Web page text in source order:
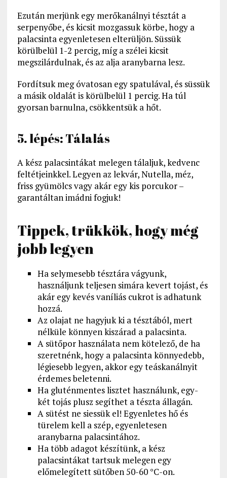
Ezután merjünk egy merőkanálnyi tésztát a
serpenyőbe, és kicsit mozgassuk körbe, hogy a
palacsinta egyenletesen elterüljön. Süssük
körülbelül 1-2 percig, míg a szélei kicsit
megszilárdulnak, és az alja aranybarna lesz.
Fordítsuk meg óvatosan egy spatulával, és süssük
a másik oldalát is körülbelül 1 percig. Ha túl
gyorsan barnulna, csökkentsük a hőt.
5. lépés: Tálalás
A kész palacsintákat melegen tálaljuk, kedvenc
feltétjeinkkel. Legyen az lekvár, Nutella, méz,
friss gyümölcs vagy akár egy kis porcukor –
garantáltan imádni fogjuk!
Tippek, trükkök, hogy még
jobb legyen
Ha selymesebb tésztára vágyunk,
használjunk teljesen simára kevert tojást, és
akár egy kevés vaníliás cukrot is adhatunk
hozzá.
Az olajat ne hagyjuk ki a tésztából, mert
nélküle könnyen kiszárad a palacsinta.
A sütőpor használata nem kötelező, de ha
szeretnénk, hogy a palacsinta könnyedebb,
légiesebb legyen, akkor egy teáskanálnyit
érdemes beletenni.
Ha gluténmentes lisztet használunk, egy-
két tojás plusz segíthet a tészta állagán.
A sütést ne siessük el! Egyenletes hő és
türelem kell a szép, egyenletesen
aranybarna palacsintához.
Ha több adagot készítünk, a kész
palacsintákat tartsuk melegen egy
előmelegített sütőben 50-60 °C-on.